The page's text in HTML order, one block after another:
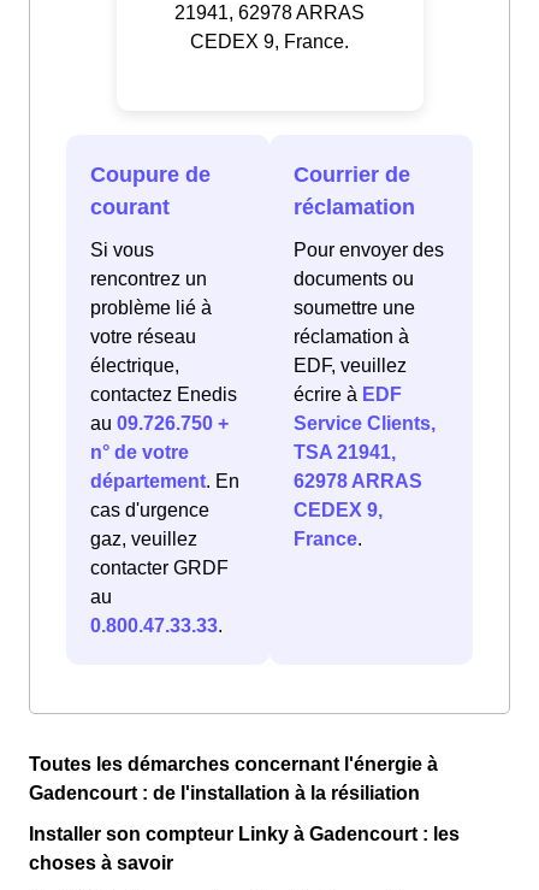
21941, 62978 ARRAS
CEDEX 9, France.
Coupure de
courant
Si vous
rencontrez un
problème lié à
votre réseau
électrique,
contactez Enedis
au 09.726.750 +
n° de votre
département. En
cas d'urgence
gaz, veuillez
contacter GRDF
au
0.800.47.33.33.
Courrier de
réclamation
Pour envoyer des
documents ou
soumettre une
réclamation à
EDF, veuillez
écrire à EDF
Service Clients,
TSA 21941,
62978 ARRAS
CEDEX 9,
France.
Toutes les démarches concernant l'énergie à
Gadencourt : de l'installation à la résiliation
Installer son compteur Linky à Gadencourt : les
choses à savoir